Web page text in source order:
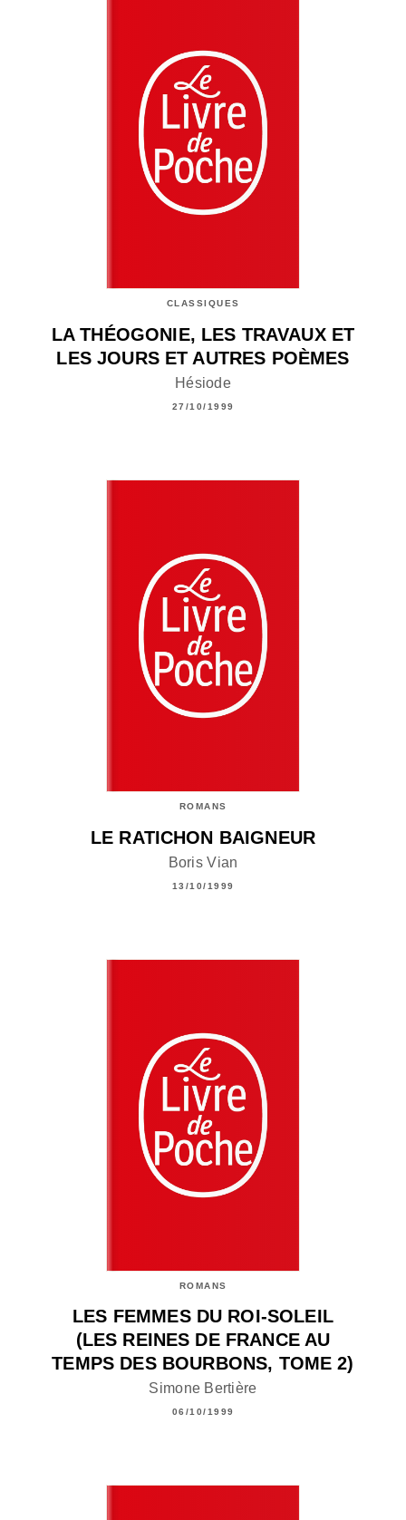
CLASSIQUES
LA THÉOGONIE, LES TRAVAUX ET
LES JOURS ET AUTRES POÈMES
Hésiode
27/10/1999
ROMANS
LE RATICHON BAIGNEUR
Boris Vian
13/10/1999
ROMANS
LES FEMMES DU ROI-SOLEIL
(LES REINES DE FRANCE AU
TEMPS DES BOURBONS, TOME 2)
Simone Bertière
06/10/1999